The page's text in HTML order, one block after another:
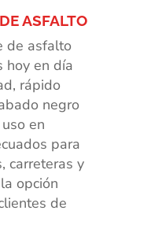
ASFALTO
de asfalto
hoy en día
rápido
negro
en
para
carreteras y
opción
de